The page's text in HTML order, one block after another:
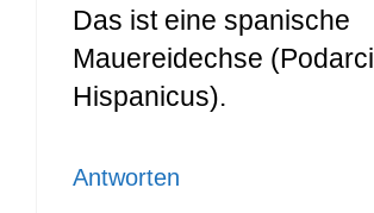
Das ist eine spanische
Mauereidechse
Hispanicus).
Antworten